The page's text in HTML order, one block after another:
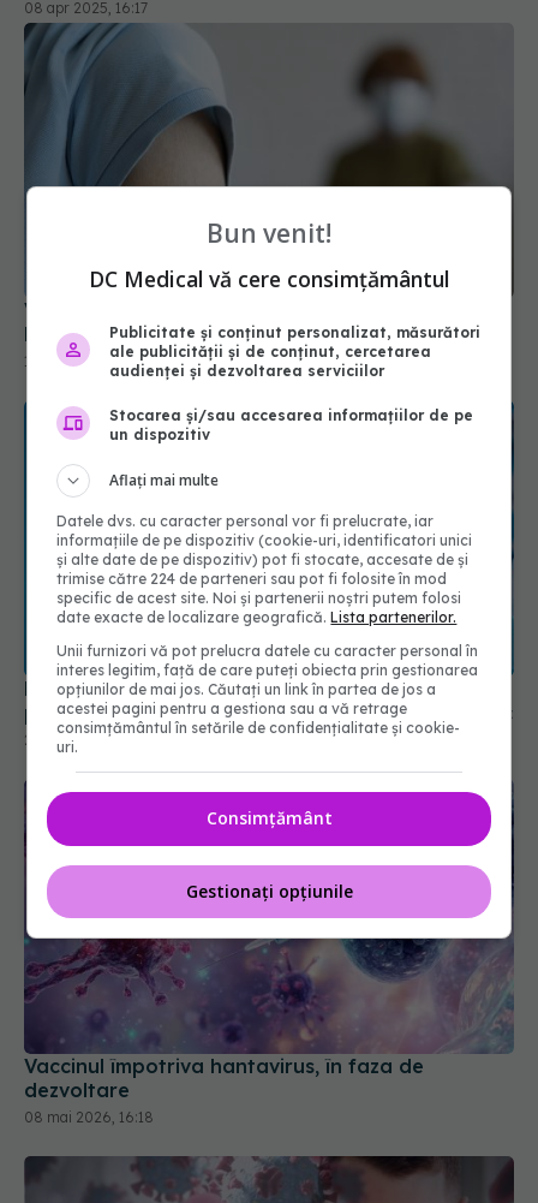
Primele teste pe oameni dau rezultate uimitoare!
19 mai 2025, 13:42
Dr. Sandra Alexiu: Vaccinarea nu mai este doar
pentru copii, este protecția adaptată fiecărui risc
24 apr 2026, 20:41
Vaccinul împotriva hantavirus, în faza de
dezvoltare
08 mai 2026, 16:18
Bun venit!
DC Medical vă cere consimțământul
Publicitate și conținut personalizat, măsurători
ale publicității și de conținut, cercetarea
audienței și dezvoltarea serviciilor
Stocarea și/sau accesarea informațiilor de pe
un dispozitiv
Aflați mai multe
Datele dvs. cu caracter personal vor fi prelucrate, iar
informațiile de pe dispozitiv (cookie-uri, identificatori unici
și alte date de pe dispozitiv) pot fi stocate, accesate de și
trimise către 224 de parteneri sau pot fi folosite în mod
specific de acest site. Noi și partenerii noștri putem folosi
date exacte de localizare geografică.Lista partenerilor.
Unii furnizori vă pot prelucra datele cu caracter personal în
interes legitim, față de care puteți obiecta prin gestionarea
opțiunilor de mai jos. Căutați un link în partea de jos a
acestei pagini pentru a gestiona sau a vă retrage
consimțământul în setările de confidențialitate și cookie-
uri.
Consimțământ
Gestionați opțiunile